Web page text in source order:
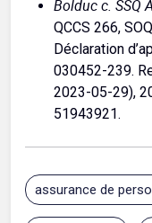
Bolduc c. SSQ
QCCS 266,
Déclaration
030452-239.
2023-05-29),
51943921.
assurance de